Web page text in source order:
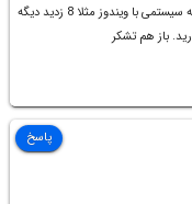
را انجام بدید. بعد اگر هارد رو به سیستمی با ویندوز مثلا 8 زدید دیگه
باز هم تشکر
پاسخ